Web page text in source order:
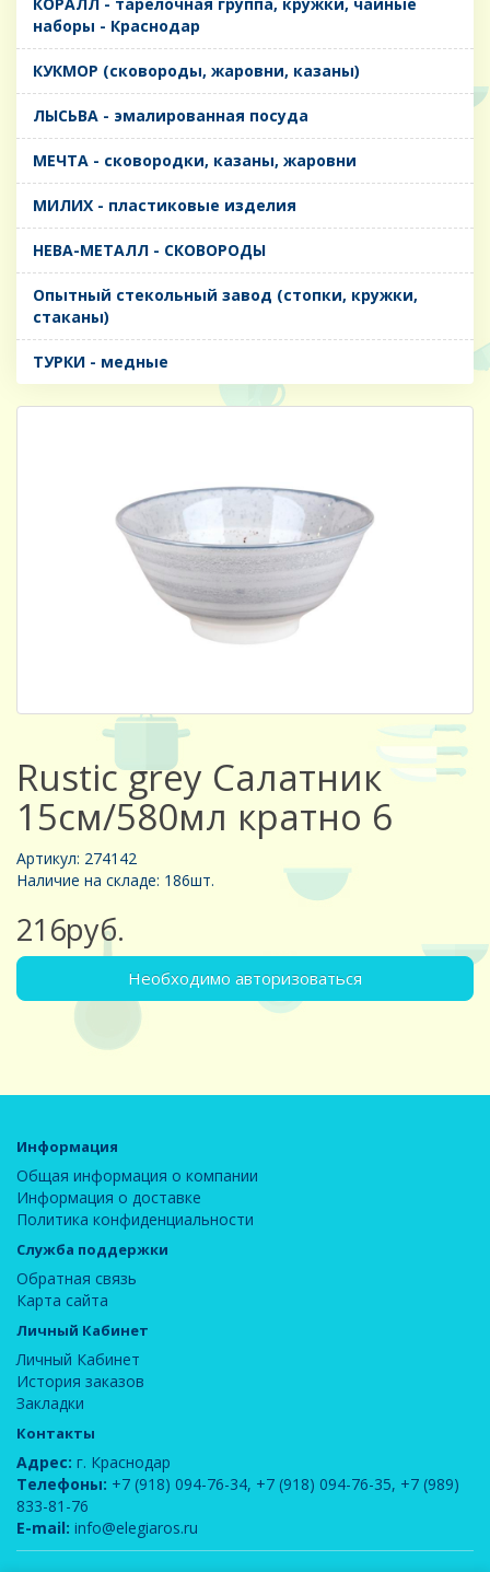
наборы - Краснодар
КУКМОР (сковороды, жаровни, казаны)
ЛЫСЬВА - эмалированная посуда
МЕЧТА - сковородки, казаны, жаровни
МИЛИХ - пластиковые изделия
НЕВА-МЕТАЛЛ - СКОВОРОДЫ
Опытный стекольный завод (стопки, кружки,
стаканы)
ТУРКИ - медные
Rustic grey Салатник
15см/580мл кратно 6
Артикул: 274142
Наличие на складе: 186шт.
216руб.
Необходимо авторизоваться
Информация
Общая информация о компании
Информация о доставке
Политика конфиденциальности
Служба поддержки
Обратная связь
Карта сайта
Личный Кабинет
Личный Кабинет
История заказов
Закладки
Контакты
Адрес: г. Краснодар
Телефоны: +7 (918) 094-76-34, +7 (918) 094-76-35, +7 (989)
833-81-76
E-mail: info@elegiaros.ru